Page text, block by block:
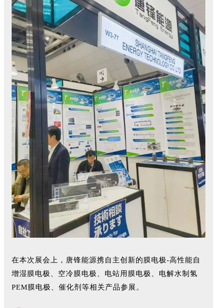
在本次展会上，唐锋能源携自主创新的膜电极-高性能自
增湿膜电极、空冷膜电极、电站用膜电极、电解水制氢
PEM膜电极、催化剂等相关产品参展。